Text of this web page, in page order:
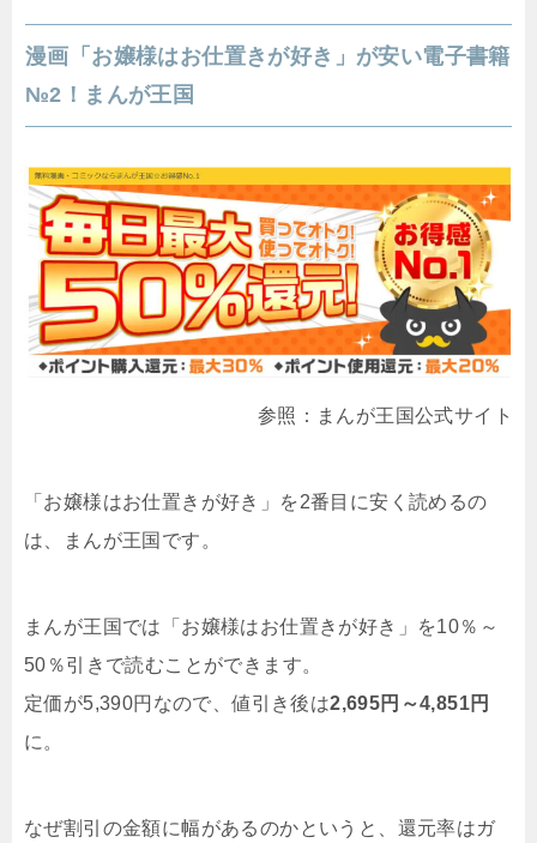
漫画「お嬢様はお仕置きが好き」が安い電子書籍
№2！まんが王国
参照：まんが王国公式サイト
「お嬢様はお仕置きが好き」を2番目に安く読めるの
は、まんが王国です。
まんが王国では「お嬢様はお仕置きが好き」を10％～
50％引きで読むことができます。
定価が5,390円なので、値引き後は2,695円～4,851円
に。
なぜ割引の金額に幅があるのかというと、還元率はガ